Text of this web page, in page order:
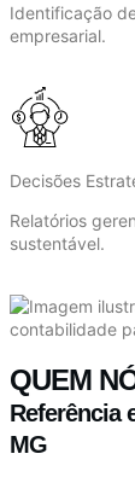
Identificação
empresarial.
Decisões
Relatórios
sustentável.
QUEM
Referência
MG